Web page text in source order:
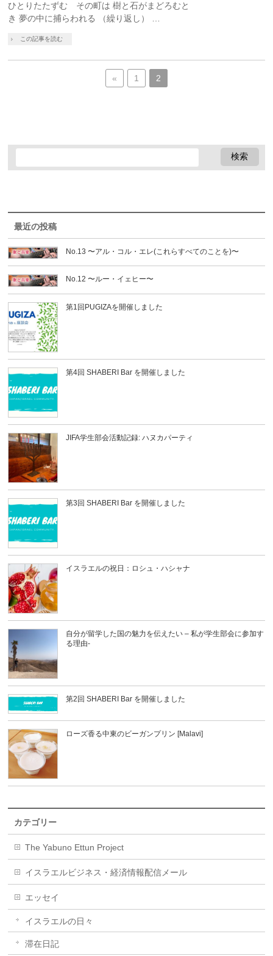
ひとりたたずむ その町は 樹と石がまどろむと
き 夢の中に捕らわれる （繰り返し） …
この記事を読む
« 1 2
最近の投稿
No.13 〜アル・コル・エレ(これらすべてのことを)〜
No.12 〜ルー・イェヒー〜
第1回PUGIZAを開催しました
第4回 SHABERI Bar を開催しました
JIFA学生部会活動記録: ハヌカパーティ
第3回 SHABERI Bar を開催しました
イスラエルの祝日：ロシュ・ハシャナ
自分が留学した国の魅力を伝えたい – 私が学生部会に参加す
る理由-
第2回 SHABERI Bar を開催しました
ローズ香る中東のビーガンプリン [Malavi]
カテゴリー
The Yabuno Ettun Project
イスラエルビジネス・経済情報配信メール
エッセイ
イスラエルの日々
滞在日記